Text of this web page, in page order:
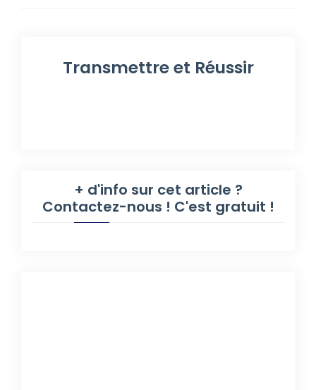
Transmettre et Réussir
+ d'info sur cet article ?
Contactez-nous ! C'est gratuit !